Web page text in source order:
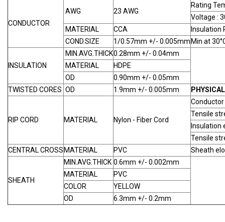
CONDUCTOR
AWG 23 AWG
Rating
Voltage :
MATERIAL
CCA
Insulation
COND.SIZE
1/0.57mm +/- 0.005mm Min at
INSULATION
MIN.AVG.THICK0.28mm +/- 0.04mm
MATERIAL
HDPE
OD
0.90mm +/- 0.05mm
TWISTED CORES OD 1.9mm +/- 0.005mm
RIP CORD MATERIAL Nylon - Fiber Cord
Conductor
Tensile
Insulation
Tensile
CENTRAL CROSS MATERIAL PVC Sheath
SHEATH
MIN.AVG.THICK 0.6mm +/- 0.002mm
MATERIAL
PVC
COLOR
YELLOW
OD
6.3mm +/- 0.2mm